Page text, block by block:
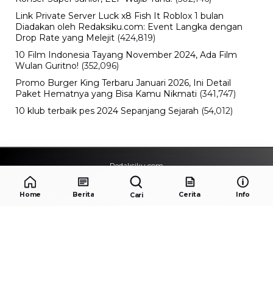
Link Private Server Luck x8 Fish It Roblox 1 bulan
Diadakan oleh Redaksiku.com: Event Langka dengan
Drop Rate yang Melejit (424,819)
10 Film Indonesia Tayang November 2024, Ada Film
Wulan Guritno! (352,096)
Promo Burger King Terbaru Januari 2026, Ini Detail
Paket Hematnya yang Bisa Kamu Nikmati (341,747)
10 klub terbaik pes 2024 Sepanjang Sejarah (54,012)
Redaksiku.com
Alamat : STC SENAYAN LT.4 ROOM 31-34 Jl. Asia
Afrika , Pintu IX Senayan, RT.1/RW.3, Gelora,
Kecamatan Tanah Abang, Daerah Khusus Ibukota
Home Berita Cari Cerita Info